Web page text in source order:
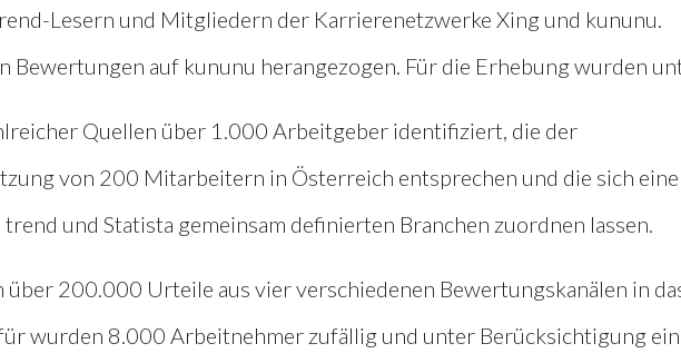
Lesern und Mitgliedern der Karrierenetzwerke Xing und kununu.
Bewertungen auf kununu herangezogen. Für die Erhebung wurden
Quellen über 1.000 Arbeitgeber identifiziert, die der
von 200 Mitarbeitern in Österreich entsprechen und die sich
und Statista gemeinsam definierten Branchen zuordnen lassen.
über 200.000 Urteile aus vier verschiedenen Bewertungskanälen in
wurden 8.000 Arbeitnehmer zufällig und unter Berücksichtigung